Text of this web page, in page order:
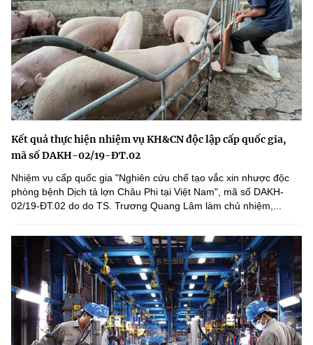
Kết quả thực hiện nhiệm vụ KH&CN độc lập cấp quốc gia,
mã số DAKH-02/19-ĐT.02
Nhiệm vụ cấp quốc gia "Nghiên cứu chế tạo vắc xin nhược độc
phòng bệnh Dịch tả lợn Châu Phi tại Việt Nam", mã số DAKH-
02/19-ĐT.02 do do TS. Trương Quang Lâm làm chủ nhiệm,...